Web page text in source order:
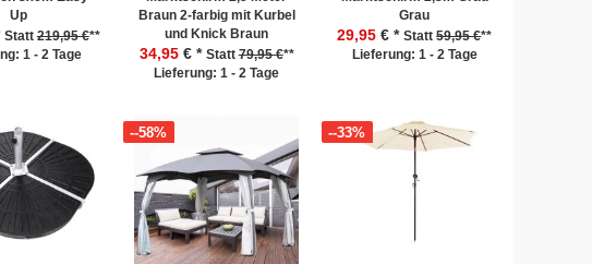
Up
Statt219,95 €**
1 - 2 Tage
Braun 2-farbig mit Kurbel
und Knick Braun
34,95 € * Statt79,95 €**
Lieferung: 1 - 2 Tage
Grau
29,95 € *Statt59,95 €**
Lieferung: 1 - 2 Tage
--58% --33%